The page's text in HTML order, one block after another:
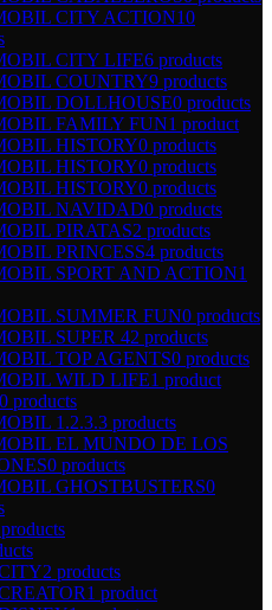
CITY ACTION10
CITY LIFE6 products
COUNTRY9 products
DOLLHOUSE0 products
FAMILY FUN1 product
HISTORY0 products
HISTORY0 products
HISTORY0 products
NAVIDAD0 products
PIRATAS2 products
PRINCESS4 products
SPORT AND ACTION1
SUMMER FUN0 products
SUPER 42 products
TOP AGENTS0 products
WILD LIFE1 product
0 products
1.2.3.3 products
EL MUNDO DE LOS
0 products
GHOSTBUSTERS0
2 products
1 product